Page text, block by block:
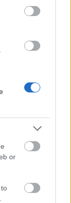
or
közelít
légijármű